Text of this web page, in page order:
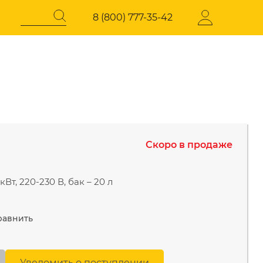
8 (800) 777-35-42
Стабилизаторы напряжения
Скоро в продаже
220-230 В, бак – 20 л